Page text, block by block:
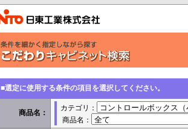
■選定に使用する条件の項目を選択してください。
商品名：
カテゴリ：
商品名：